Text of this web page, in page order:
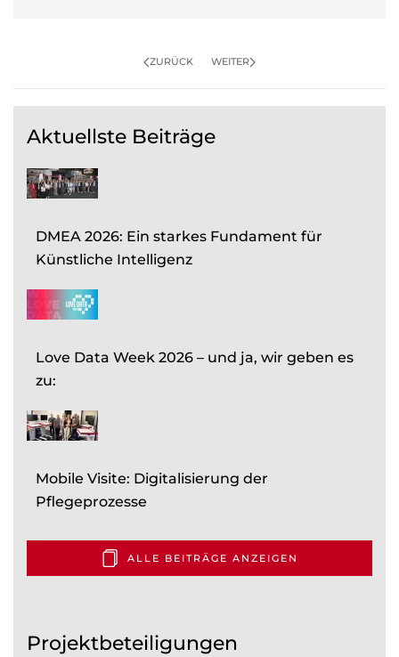
ZURÜCK WEITER
Aktuellste Beiträge
DMEA 2026: Ein starkes Fundament für
Künstliche Intelligenz
Love Data Week 2026 – und ja, wir geben es
zu:
Mobile Visite: Digitalisierung der
Pflegeprozesse
ALLE BEITRÄGE ANZEIGEN
Projektbeteiligungen